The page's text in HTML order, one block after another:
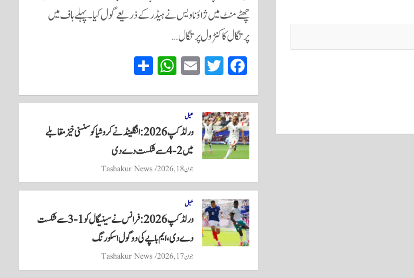
چھٹے منٹ میں ژاؤ ناویس نے ہیڈر کے ذریعے گول کیا۔ پہلے ہاف میں
پرتگال کا کنٹرول پرتگال…
Fa
ce
bo
ok
T
wi
tte
r
E
m
ail
W
ha
ts
A
pp
re
کھیل
ورلڈ کپ 2026: انگلینڈ نے کروشیا کو سنسنی خیز مقابلے
میں 2-4 سے شکست دے دی
جون 18, 2026 Tashakur News
کھیل
ورلڈ کپ 2026: فرانس نے سینیگال کو 1-3 سے شکست
دے دی، ایم باپے کی دو گول اسکورنگ
جون 17, 2026 Tashakur News